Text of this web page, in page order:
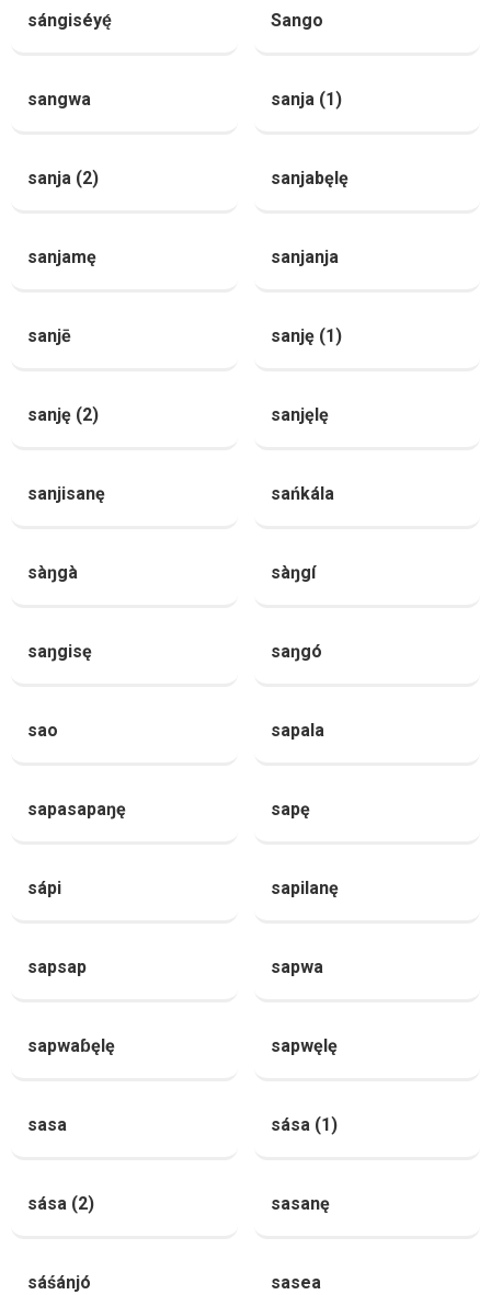
sángiséyę́ Sango
sangwa sanja (1)
sanja (2) sanjabęlę
sanjamę sanjanja
sanjē sanję (1)
sanję (2) sanjęlę
sanjisanę sańkála
sàŋgà sàŋgí
saŋgisę saŋgó
sao sapala
sapasapaŋę sapę
sápi sapilanę
sapsap sapwa
sapwaɓęlę sapwęlę
sasa sása (1)
sása (2) sasanę
sáśánjó sasea